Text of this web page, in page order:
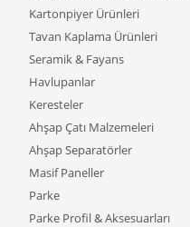
Kartonpiyer Ürünleri
Tavan Kaplama Ürünleri
Seramik & Fayans
Havlupanlar
Keresteler
Ahşap Çatı Malzemeleri
Ahşap Separatörler
Masif Paneller
Parke
Parke Profil & Aksesuarları